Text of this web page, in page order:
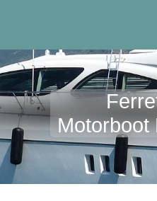
Motorboot